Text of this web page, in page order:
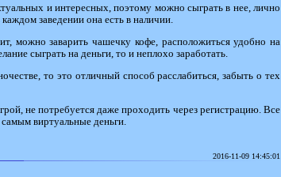
и интересных, поэтому можно сыграть в нее, лично
заведении она есть в наличии.
можно заварить чашечку кофе, расположиться удобно на
сыграть на деньги, то и неплохо заработать.
то это отличный способ расслабиться, забыть о тех
не потребуется даже проходить через регистрацию. Все
виртуальные деньги.
2016-11-09 14:45:01